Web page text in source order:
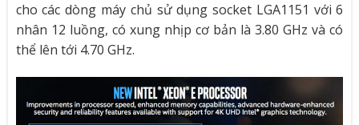
cho các dòng máy chủ sử dụng socket LGA1151 với 6
nhân 12 luồng, có xung nhịp cơ bản là 3.80 GHz và có
thể lên tới 4.70 GHz.